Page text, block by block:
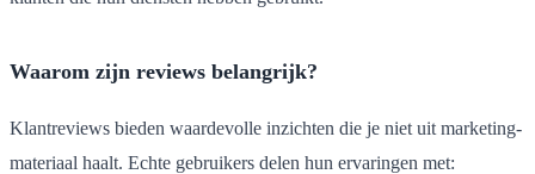
Waarom zijn reviews belangrijk?
Klantreviews bieden waardevolle inzichten die je niet uit marketing-
materiaal haalt. Echte gebruikers delen hun ervaringen met: